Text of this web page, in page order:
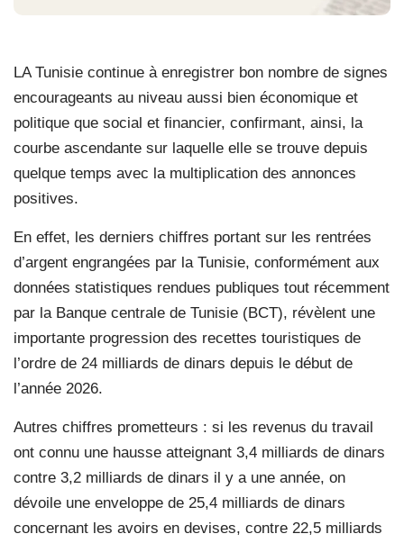
LA Tunisie continue à enregistrer bon nombre de signes
encourageants au niveau aussi bien économique et
politique que social et financier, confirmant, ainsi, la
courbe ascendante sur laquelle elle se trouve depuis
quelque temps avec la multiplication des annonces
positives.
En effet, les derniers chiffres portant sur les rentrées
d’argent engrangées par la Tunisie, conformément aux
données statistiques rendues publiques tout récemment
par la Banque centrale de Tunisie (BCT), révèlent une
importante progression des recettes touristiques de
l’ordre de 24 milliards de dinars depuis le début de
l’année 2026.
Autres chiffres prometteurs : si les revenus du travail
ont connu une hausse atteignant 3,4 milliards de dinars
contre 3,2 milliards de dinars il y a une année, on
dévoile une enveloppe de 25,4 milliards de dinars
concernant les avoirs en devises, contre 22,5 milliards